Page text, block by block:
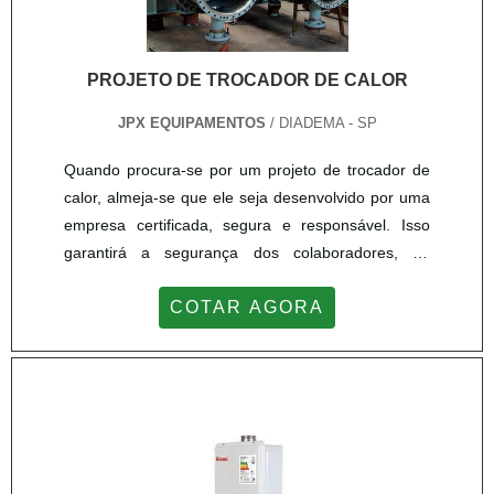
PROJETO DE TROCADOR DE CALOR
JPX EQUIPAMENTOS / DIADEMA - SP
Quando procura-se por um projeto de trocador de
calor, almeja-se que ele seja desenvolvido por uma
empresa certificada, segura e responsável. Isso
garantirá a segurança dos colaboradores, da
escolha, certifique-se da credibilidade da empresa,
materiais utilizados nas confecções das peças.MAIS
deve atender a demanda industrial seja ela dos
setores alimentícios, farmacêuticos, mineração,
COTAR AGORA